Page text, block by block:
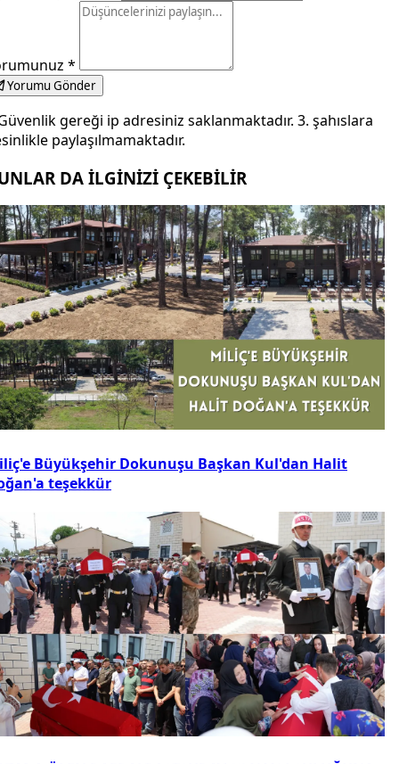
*
Yorumu Gönder
gereği ip adresiniz saklanmaktadır. 3. şahıslara
paylaşılmamaktadır.
DA İLGİNİZİ ÇEKEBİLİR
Büyükşehir Dokunuşu Başkan Kul'dan Halit
teşekkür